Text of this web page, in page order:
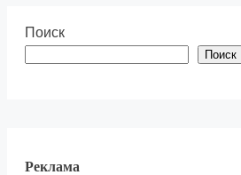
Поиск
Поиск
Реклама